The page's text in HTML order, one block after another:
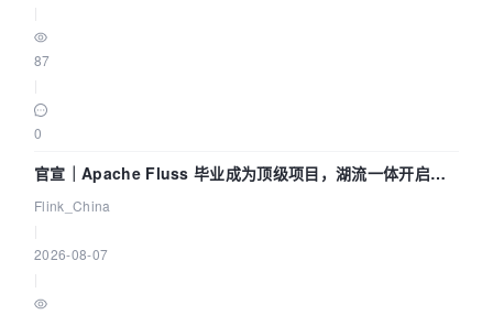
87
0
官宣｜Apache Fluss 毕业成为顶级项目，湖流一体开启
Agentic Lake 全面实时化时代
Flink_China
2026-08-07